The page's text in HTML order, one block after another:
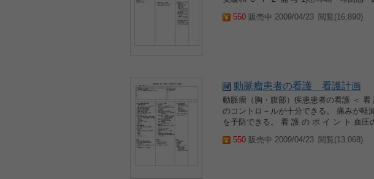
550 販売中 2009/04/23 閲覧(16,890)
動脈瘤患者の看護 看護計画
動脈瘤（胸・腹部）疾患患者の看護 ＜
のコントロ－ルが十分できる。 痛みが軽
を予防できる。 看 護 の ポ イ ン ト 血
550 販売中 2009/04/23 閲覧(13,068)